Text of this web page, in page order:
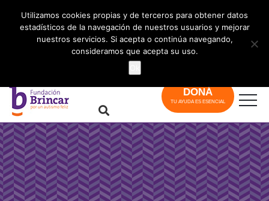
DONÁ
TU AYUDA ES ESENCIAL
Utilizamos cookies propias y de terceros para obtener datos
estadísticos de la navegación de nuestros usuarios y mejorar
nuestros servicios. Si acepta o continúa navegando,
consideramos que acepta su uso.